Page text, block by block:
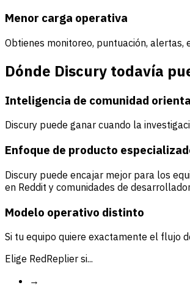
Menor carga operativa
Obtienes monitoreo, puntuación, alertas,
Dónde Discury todavía
Inteligencia de comunidad
Discury puede ganar cuando la
Enfoque de producto
Discury puede encajar mejor para los
en Reddit y comunidades de
Modelo operativo distinto
Si tu equipo quiere exactamente el flujo
Elige RedReplier si...
→